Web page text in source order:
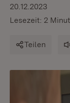
20.12.2023
Lesezeit: 2
Teilen